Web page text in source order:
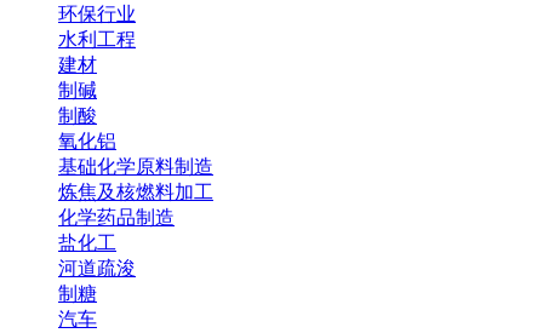
环保行业
水利工程
建材
制碱
制酸
氧化铝
基础化学原料制造
炼焦及核燃料加工
化学药品制造
盐化工
河道疏浚
制糖
汽车